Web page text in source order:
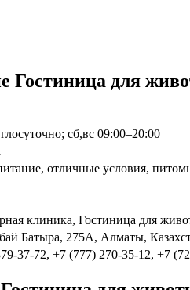
Гостиница для
сб,вс 09:00–20:00
отличные условия,
клиника, Гостиница для
Батыра, 275А, Алматы,
37-72, +7 (777) 270-35-12, +7